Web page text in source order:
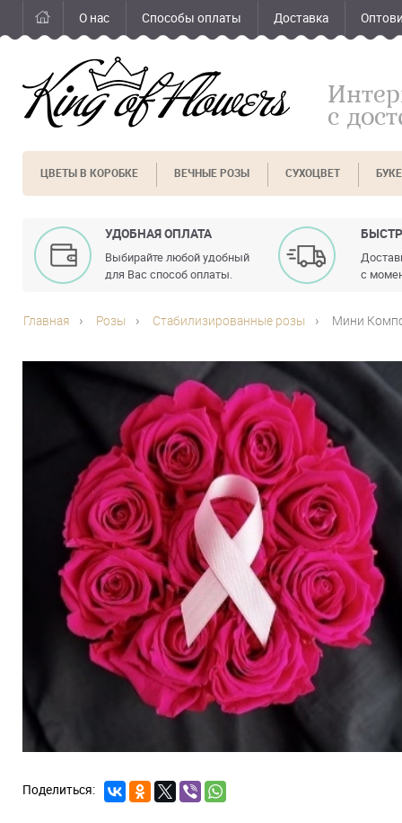
О нас Способы оплаты Доставка
с
ЦВЕТЫ В КОРОБКЕ ВЕЧНЫЕ РОЗЫ СУХОЦВЕТ
УДОБНАЯ ОПЛАТА
Выбирайте любой удобный
для Вас способ оплаты.
с
Главная Розы Стабилизированные розы Мини